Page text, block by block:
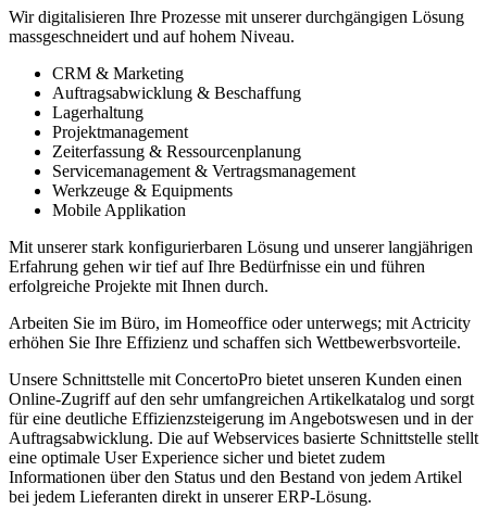
Wir digitalisieren Ihre Prozesse mit unserer durchgängigen Lösung
massgeschneidert und auf hohem Niveau.
CRM & Marketing
Auftragsabwicklung & Beschaffung
Lagerhaltung
Projektmanagement
Zeiterfassung & Ressourcenplanung
Servicemanagement & Vertragsmanagement
Werkzeuge & Equipments
Mobile Applikation
Mit unserer stark konfigurierbaren Lösung und unserer langjährigen
Erfahrung gehen wir tief auf Ihre Bedürfnisse ein und führen
erfolgreiche Projekte mit Ihnen durch.
Arbeiten Sie im Büro, im Homeoffice oder unterwegs; mit Actricity
erhöhen Sie Ihre Effizienz und schaffen sich Wettbewerbsvorteile.
Unsere Schnittstelle mit ConcertoPro bietet unseren Kunden einen
Online-Zugriff auf den sehr umfangreichen Artikelkatalog und sorgt
für eine deutliche Effizienzsteigerung im Angebotswesen und in der
Auftragsabwicklung. Die auf Webservices basierte Schnittstelle stellt
eine optimale User Experience sicher und bietet zudem
Informationen über den Status und den Bestand von jedem Artikel
bei jedem Lieferanten direkt in unserer ERP-Lösung.